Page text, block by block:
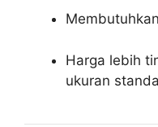
Harga lebih
ukuran